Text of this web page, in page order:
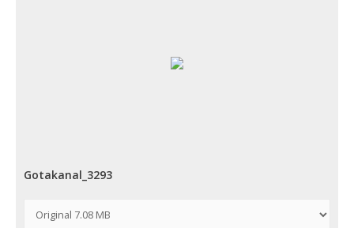
Gotakanal_3293